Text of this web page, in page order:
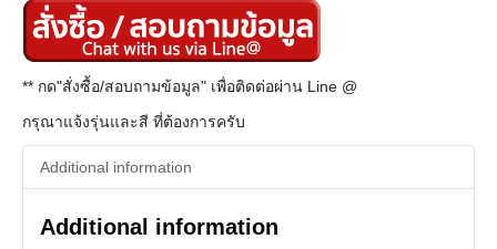
** กด"สั่งซื้อ/สอบถามข้อมูล" เพื่อติดต่อผ่าน Line @
กรุณาแจ้งรุ่นและสี ที่ต้องการครับ
Additional information
Additional information